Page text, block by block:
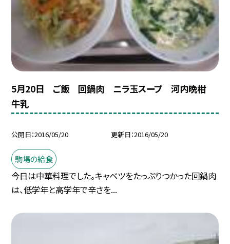
5月20日 ご飯 回鍋肉 ニラ玉スープ 河内晩柑
牛乳
公開日 2016/05/20 更新日 2016/05/20
駒場の給食
今日は中華料理でした。キャベツをたっぷりつかった回鍋肉
は、低学年と高学年で辛さを...